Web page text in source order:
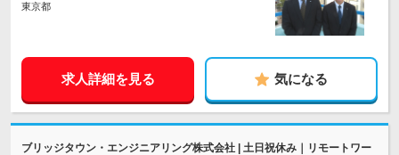
東京都
求人詳細を見る 気になる
ブリッジタウン・エンジニアリング株式会社 | 土日祝休み｜リモートワー